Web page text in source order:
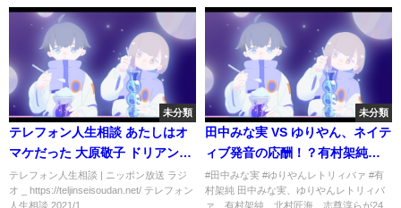
未分類
テレフォン人生相談 あたしはオ
マケだった 大原敬子 ドリアン助
川
テレフォン人生相談 | ニッポン放送 ラジ
オ _ https://teljinseisoudan.net/ テレフォン
人生相談 2021/1...
未分類
田中みな実 VS ゆりやん、ネイテ
ィブ発音の応酬！？有村架純＆
北村匠海＆志尊淳もゆりやんの
授賞式ネタに巻き込まれる！
#田中みな実 #ゆりやんレトリィバァ #有
村架純 田中みな実、ゆりやんレトリィバ
ァ、有村架純、北村匠海、志尊淳らが24